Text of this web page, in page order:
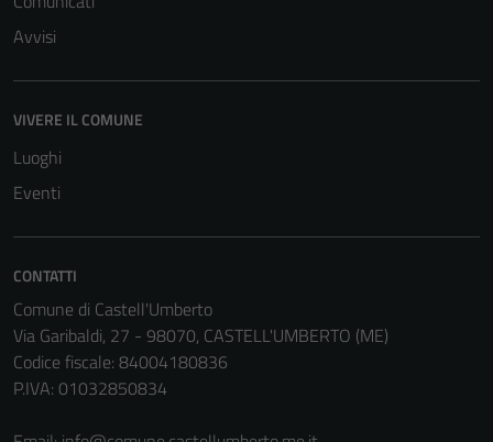
Avvisi
VIVERE IL COMUNE
Luoghi
Eventi
CONTATTI
Comune di Castell'Umberto
Via Garibaldi, 27 - 98070, CASTELL'UMBERTO (ME)
Codice fiscale: 84004180836
P.IVA: 01032850834